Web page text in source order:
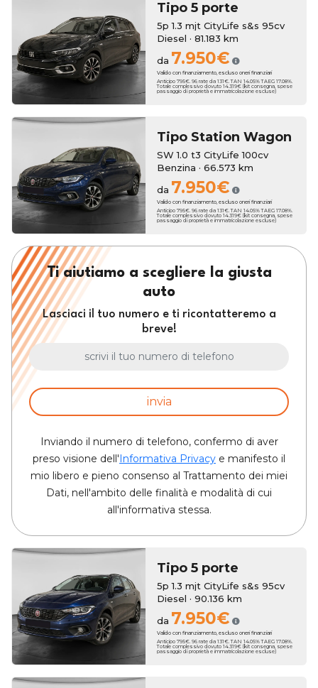
Tipo 5 porte
5p 1.3 mjt CityLife s&s 95cv
Diesel · 81.183 km
da 7.950€
Valido con finanziamento, escluso oneri finanziari
Anticipo 795€. 96 rate da 131€. TAN 14.05% TAEG 17.08%.
Totale complessivo dovuto 14.319€ (kit consegna, spese
passaggio di proprietà e immatricolazione escluse)
Tipo Station Wagon
SW 1.0 t3 CityLife 100cv
Benzina · 66.573 km
da 7.950€
Valido con finanziamento, escluso oneri finanziari
Anticipo 795€. 96 rate da 131€. TAN 14.05% TAEG 17.08%.
Totale complessivo dovuto 14.319€ (kit consegna, spese
passaggio di proprietà e immatricolazione escluse)
Ti aiutiamo a scegliere la giusta
auto
Lasciaci il tuo numero e ti ricontatteremo a
breve!
invia
Inviando il numero di telefono, confermo di aver
preso visione dell'Informativa Privacy e manifesto il
mio libero e pieno consenso al Trattamento dei miei
Dati, nell'ambito delle finalità e modalità di cui
all'informativa stessa.
Tipo 5 porte
5p 1.3 mjt CityLife s&s 95cv
Diesel · 90.136 km
da 7.950€
Valido con finanziamento, escluso oneri finanziari
Anticipo 795€. 96 rate da 131€. TAN 14.05% TAEG 17.08%.
Totale complessivo dovuto 14.319€ (kit consegna, spese
passaggio di proprietà e immatricolazione escluse)